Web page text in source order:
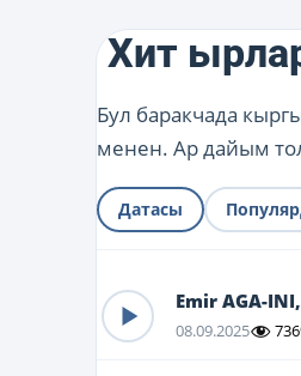
Хит
Бул баракчада
менен. Ар дайым
Датасы
Emir AGA-
08.09.2025